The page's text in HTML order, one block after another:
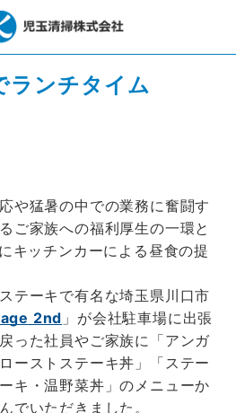
ランチタイム
や猛暑の中での業務に奮闘す
ご家族への福利厚生の一環と
キッチンカーによる昼食の提
テーキで有名な埼玉県川口市
2nd 」が会社駐車場に出張
った社員やご家族に「アンガ
ーストステーキ丼」「ステー
キ・温野菜丼」のメニューか
でいただきました。